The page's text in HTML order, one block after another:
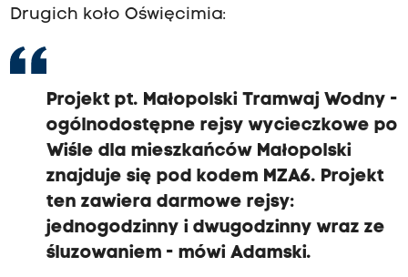
Drugich koło Oświęcimia:
Projekt pt. Małopolski Tramwaj Wodny -
ogólnodostępne rejsy wycieczkowe po
Wiśle dla mieszkańców Małopolski
znajduje się pod kodem MZA6. Projekt
ten zawiera darmowe rejsy:
jednogodzinny i dwugodzinny wraz ze
śluzowaniem - mówi Adamski.